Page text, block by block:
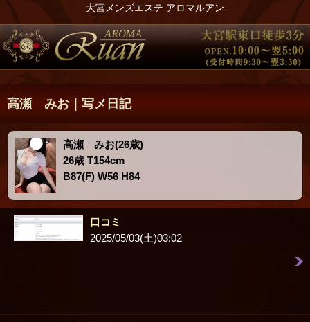
大宮メンズエステ アロマルアン
高瀬 みお｜写メ日記
高瀬 みお(26歳)
26歳 T154cm
B87(F) W56 H84
口コミ
2025/05/03(土)03:02